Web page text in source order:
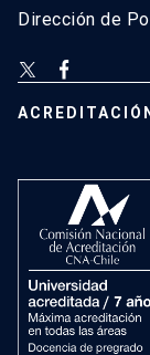
Dirección de
ACREDITACIÓN